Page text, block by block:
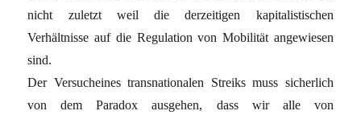
nicht zuletzt weil die derzeitigen kapitalistischen
Verhältnisse auf die Regulation von Mobilität angewiesen
sind.
Der Versucheines transnationalen Streiks muss sicherlich
von dem Paradox ausgehen, dass wir alle von